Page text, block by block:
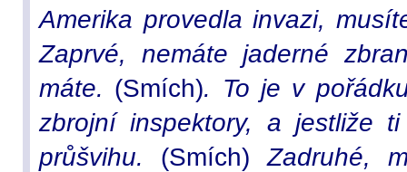
Amerika provedla invazi,
Zaprvé, nemáte jaderné
máte. (Smích). To je v
zbrojní inspektory, a jestliže
průšvihu. (Smích) Zadruhé,